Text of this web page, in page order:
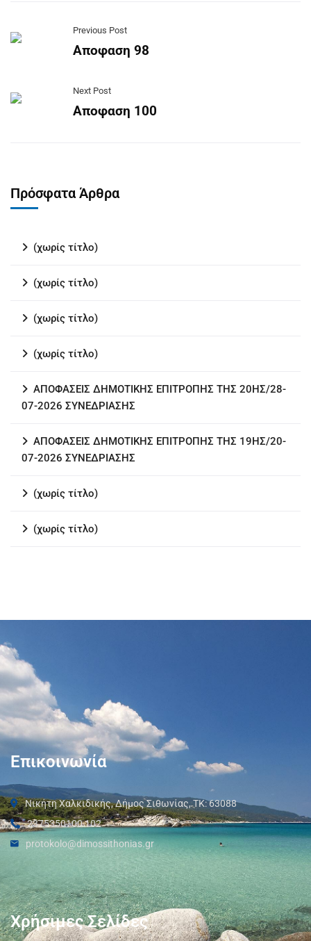
Previous Post
Αποφαση 98
Next Post
Αποφαση 100
Πρόσφατα Άρθρα
(χωρίς τίτλο)
(χωρίς τίτλο)
(χωρίς τίτλο)
(χωρίς τίτλο)
ΑΠΟΦΑΣΕΙΣ ΔΗΜΟΤΙΚΗΣ ΕΠΙΤΡΟΠΗΣ ΤΗΣ 20ΗΣ/28-
07-2026 ΣΥΝΕΔΡΙΑΣΗΣ
ΑΠΟΦΑΣΕΙΣ ΔΗΜΟΤΙΚΗΣ ΕΠΙΤΡΟΠΗΣ ΤΗΣ 19ΗΣ/20-
07-2026 ΣΥΝΕΔΡΙΑΣΗΣ
(χωρίς τίτλο)
(χωρίς τίτλο)
Επικοινωνία
Νικήτη Χαλκιδικής, Δήμος Σιθωνίας, ΤΚ: 63088
2375350100 102
protokolo@dimossithonias.gr
Χρήσιμες Σελίδες